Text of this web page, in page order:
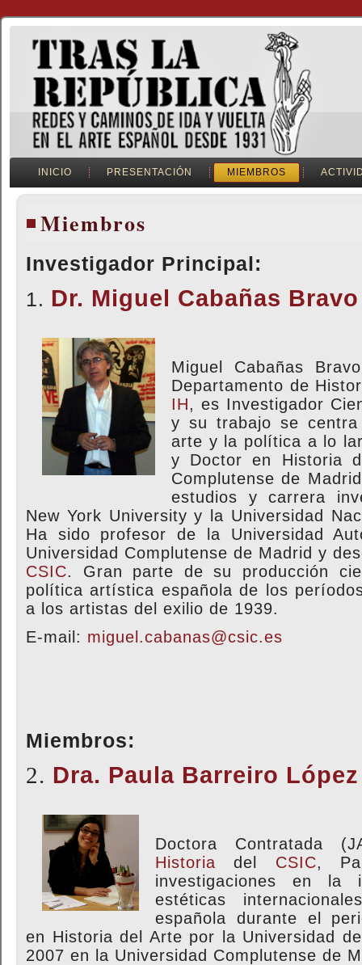
INICIO PRESENTACIÓN MIEMBROS
Miembros
Investigador Principal:
1. Dr. Miguel Cabañas
Miguel Cabañas
Departamento de
IH, es Investigador
y su trabajo se
arte y la política a lo
y Doctor en Historia
Complutense de
estudios y carrera
New York University y la Universidad
Ha sido profesor de la Universidad
Universidad Complutense de Madrid y
CSIC. Gran parte de su producción
política artística española de los
a los artistas del exilio de 1939.
E-mail: miguel.cabanas@csic.es
Miembros:
2. Dra. Paula Barreiro López
Doctora Contratada
Historia del CSIC,
investigaciones en la
estéticas
española durante el
en Historia del Arte por la Universidad
2007 en la Universidad Complutense de